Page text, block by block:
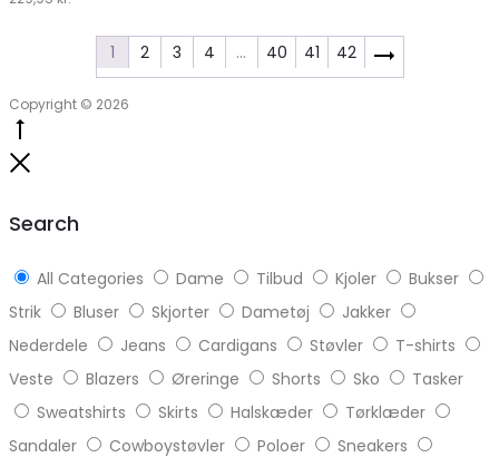
1 2 3 4 … 40 41 42
Copyright © 2026
Search
All Categories Dame Tilbud Kjoler
Bukser
Strik
Bluser Skjorter Dametøj
Jakker
Nederdele
Jeans Cardigans Støvler
T-shirts
Veste
Blazers Øreringe Shorts Sko
Tasker
Sweatshirts
Skirts Halskæder
Tørklæder
Sandaler
Cowboystøvler Poloer
Sneakers